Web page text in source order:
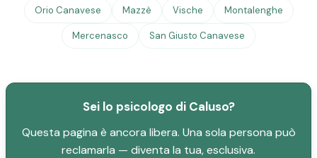
Orio Canavese Mazzè Vische Montalenghe
Mercenasco San Giusto Canavese
Sei lo psicologo di Caluso?
Questa pagina è ancora libera. Una sola persona può
reclamarla — diventa la tua, esclusiva.